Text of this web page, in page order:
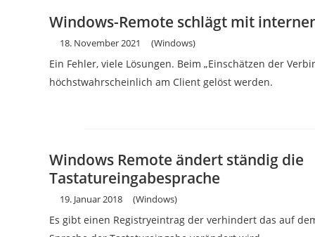
Windows-Remote schlägt mit
18. November 2021 (Windows)
Ein Fehler, viele Lösungen. Beim „Einschätzen der
höchstwahrscheinlich am Client gelöst werden.
Windows Remote ändert ständig die
Tastatureingabesprache
19. Januar 2018 (Windows)
Es gibt einen Registryeintrag der verhindert das auf